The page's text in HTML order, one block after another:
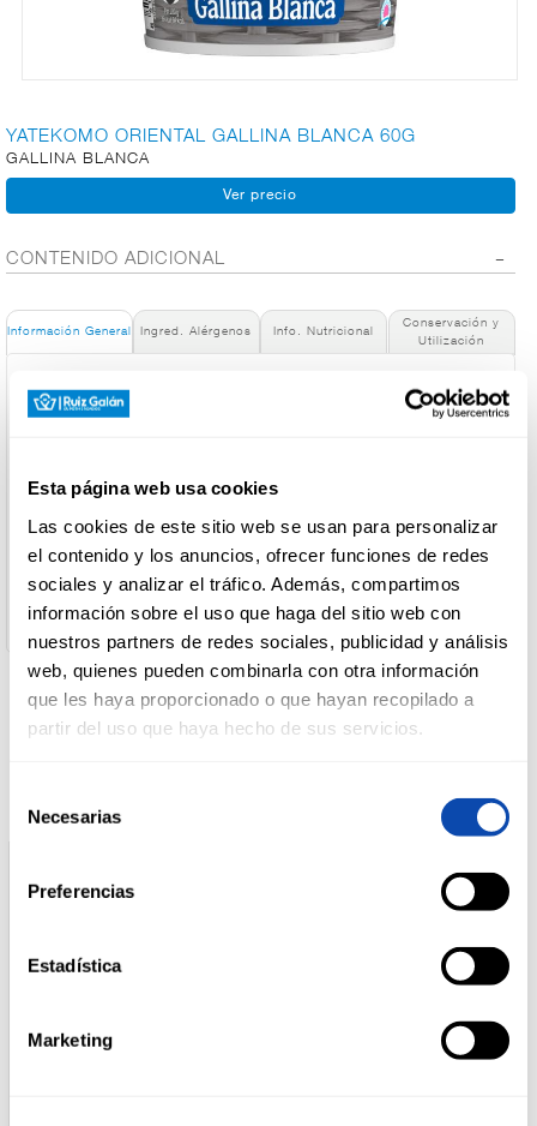
Esta página web usa cookies
Las cookies de este sitio web se usan para personalizar
el contenido y los anuncios, ofrecer funciones de redes
sociales y analizar el tráfico. Además, compartimos
información sobre el uso que haga del sitio web con
nuestros partners de redes sociales, publicidad y análisis
web, quienes pueden combinarla con otra información
que les haya proporcionado o que hayan recopilado a
partir del uso que haya hecho de sus servicios.
Necesarias
Preferencias
Estadística
Marketing
AL
FRUTAS Y
Y LIMPIEZA
PERFUMERÍA
E HIGIENE
BAZAR
YATEKOMO ORIENTAL GALLINA BLANCA 60G
GALLINA BLANCA
CONTENIDO ADICIONAL
Información General Ingred. Alérgenos Info. Nutricional
Conservación y
Utilización
Denominación de alimento:
Fideos orientales Yatekomo Oriental vaso 61 g
Nombre de Operador:
Dirección del Operador:
Plaza Europa, 42 08902-L'Hospitalet del Llobregat
Cantidad neta:
0.061 kg
Productos relacionados